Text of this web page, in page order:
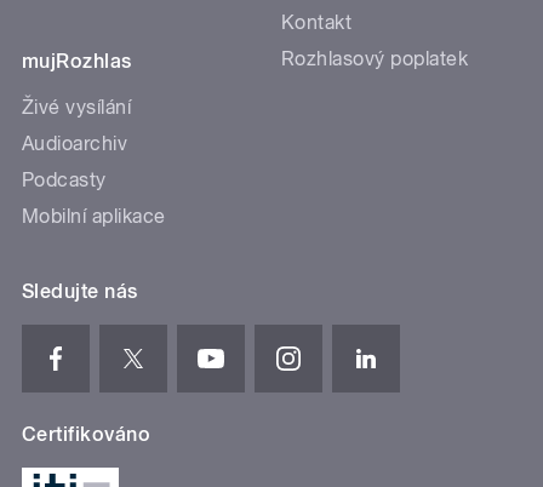
mujRozhlas
Živé vysílání
Audioarchiv
Podcasty
Mobilní aplikace
Kontakt
Rozhlasový poplatek
Sledujte nás
Certifikováno